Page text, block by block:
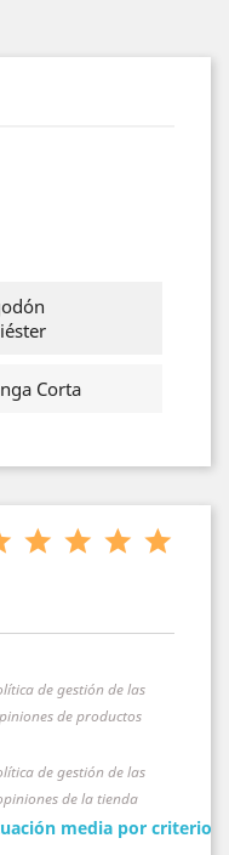
Corta
de gestión de las
de productos
de gestión de las
de la tienda
media por criterio